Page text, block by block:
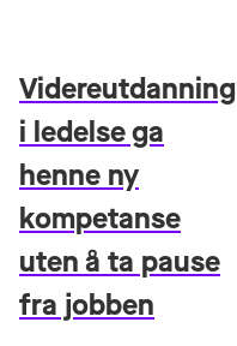
Videreutdanning
i ledelse ga
henne ny
kompetanse
uten å ta pause
fra jobben